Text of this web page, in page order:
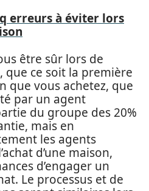
erreurs à éviter lors
être sûr lors de
que ce soit la première
que vous achetez, que
par un agent
du groupe des 20%
mais en
les agents
d’une maison,
d’engager un
Le processus et de